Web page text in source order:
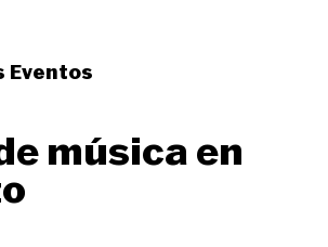
Eventos
música en